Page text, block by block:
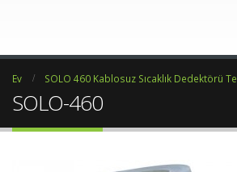
Ev SOLO 460 Kablosuz Sıcaklık Dedektörü
SOLO-460